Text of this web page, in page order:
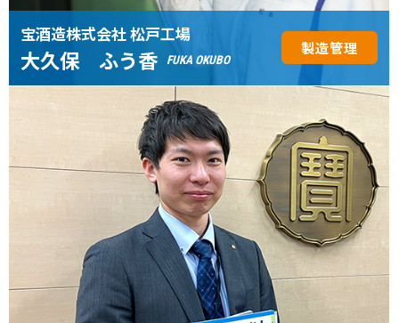
宝酒造株式会社 松戸工場
大久保 ふう香 FUKA OKUBO
製造管理